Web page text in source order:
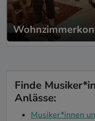
Finde
Anlässe:
Musiker*innen